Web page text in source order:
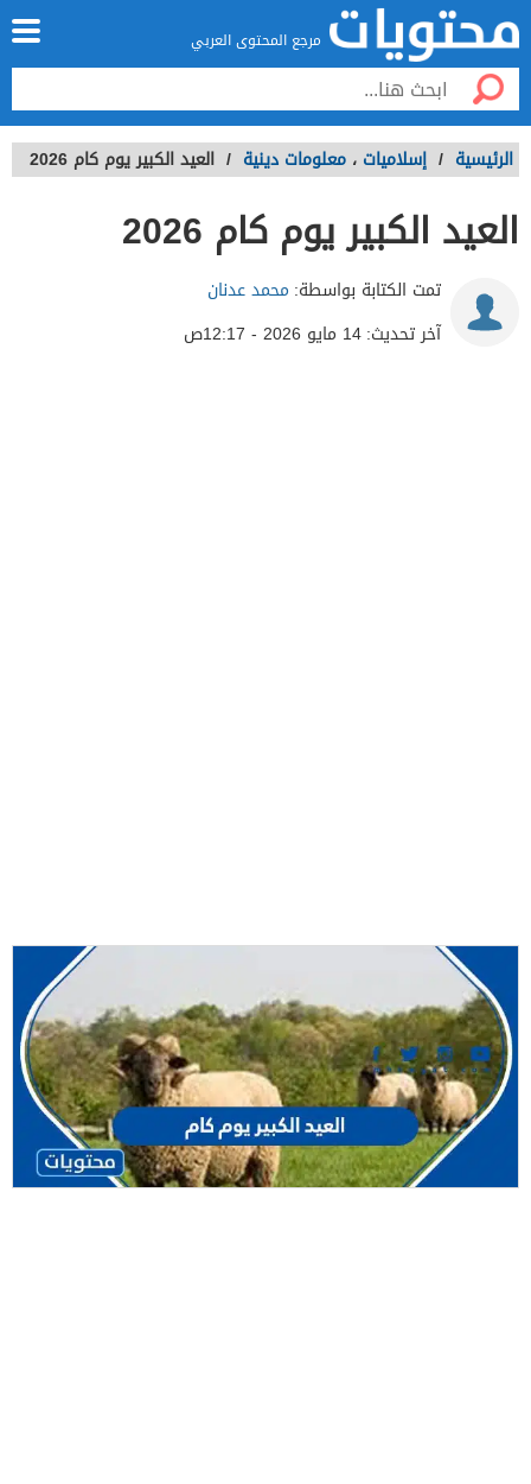
مرجع المحتوى العربي
الرئيسية / إسلاميات ، معلومات دينية / العيد الكبير يوم كام 2026
العيد الكبير يوم كام 2026
تمت الكتابة بواسطة: محمد عدنان
آخر تحديث:14 مايو 2026 - 12:17ص